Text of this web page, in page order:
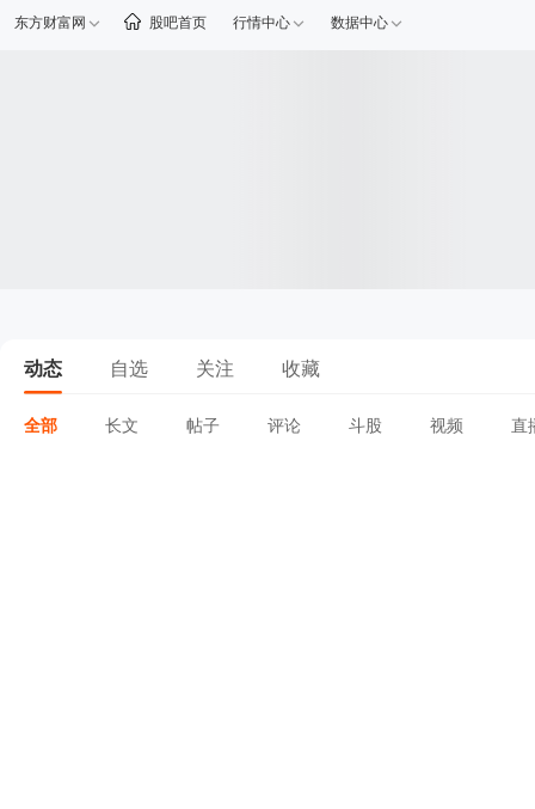
东方财富网 股吧首页 行情中心 数据中心
动态 自选 关注 收藏
全部 长文 帖子 评论 斗股 视频 直